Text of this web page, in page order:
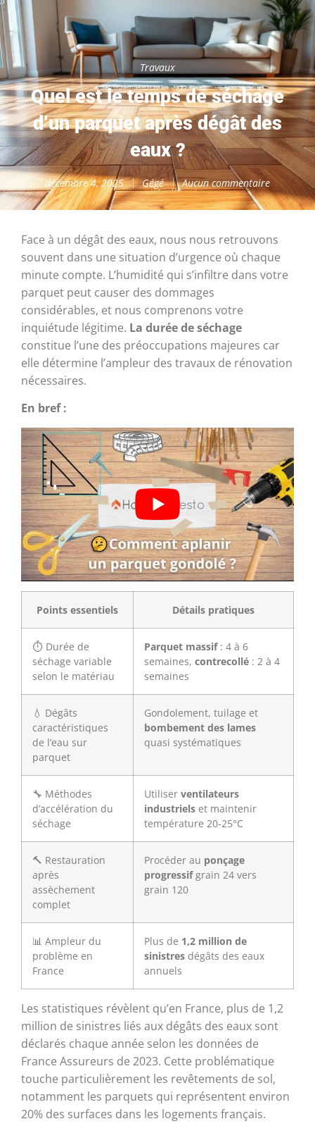
Travaux
Quel est le temps de séchage
d’un parquet après dégât des
eaux ?
décembre 4, 2025 Gégé Aucun commentaire
Face à un dégât des eaux, nous nous retrouvons
souvent dans une situation d’urgence où chaque
minute compte. L’humidité qui s’infiltre dans votre
parquet peut causer des dommages
considérables, et nous comprenons votre
inquiétude légitime. La durée de séchage
constitue l’une des préoccupations majeures car
elle détermine l’ampleur des travaux de rénovation
nécessaires.
En bref :
Points essentiels Détails pratiques
⏱️ Durée de
séchage variable
selon le matériau
Parquet massif: 4 à 6
semaines, contrecollé : 2 à 4
semaines
💧 Dégâts
caractéristiques
de l’eau sur
parquet
Gondolement, tuilage et
bombement des lames
quasi systématiques
🔧 Méthodes
d’accélération du
séchage
Utiliser ventilateurs
industriels et maintenir
température 20-25°C
🔨 Restauration
après
assèchement
complet
Procéder au ponçage
progressifgrain 24 vers
grain 120
📊 Ampleur du
problème en
France
Plus de 1,2 million de
sinistres dégâts des eaux
annuels
Les statistiques révèlent qu’en France, plus de 1,2
million de sinistres liés aux dégâts des eaux sont
déclarés chaque année selon les données de
France Assureurs de 2023. Cette problématique
touche particulièrement les revêtements de sol,
notamment les parquets qui représentent environ
20% des surfaces dans les logements français.